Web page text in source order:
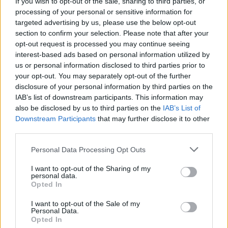
processing of your personal or sensitive information for
targeted advertising by us, please use the below opt-out
section to confirm your selection. Please note that after your
opt-out request is processed you may continue seeing
interest-based ads based on personal information utilized by
us or personal information disclosed to third parties prior to
your opt-out. You may separately opt-out of the further
disclosure of your personal information by third parties on the
IAB’s list of downstream participants. This information may
also be disclosed by us to third parties on the IAB’s List of
Downstream Participants that may further disclose it to other
Personal Data Processing Opt Outs
I want to opt-out of the Sharing of my
personal data.
Opted In
I want to opt-out of the Sale of my
Personal Data.
Opted In
«Il rischio più sottovalutato non è la “ribellione delle
macchine”, ma l’omologazione identitaria. Se
un’azienda affida la propria comunicazione
interamente a modelli linguistici standard, finirà per
suonare esattamente come i suoi competitor. Si perde
il Tone of Voice, si perde l’unicità e, di conseguenza,
crolla il potere di prezzo. C’è poi il tema della proprietà
intellettuale e della data privacy: dare in pasto dati
sensibili dei clienti a modelli AI pubblici senza una
governance chiara è una “bomba a orologeria” legale
modificato profondamente modelli economici e
dinamiche di influenza: chi detiene oggi il vero potere
nell’ecosistema online tra piattaforme, algoritmi,
creator e brand? È un triangolo instabile, ma la
gerarchia sta cambiando. Le Piattaforme detengono
ancora le infrastrutture e decidono le regole del gioco
(gli algoritmi). L’Audience è il potere reale di chi detiene